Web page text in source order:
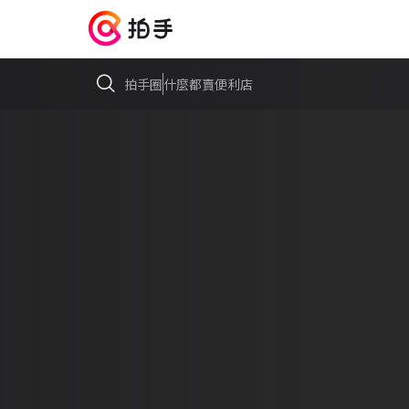
拍手圈什麼都賣便利店